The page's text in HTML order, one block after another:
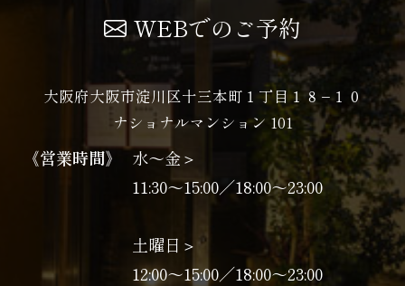
WEBでのご予約
大阪府大阪市淀川区十三本町１丁目１８−１０
ナショナルマンション 101
《営業時間》
水〜金＞
11:30～15:00／18:00～23:00
土曜日＞
12:00～15:00／18:00～23:00